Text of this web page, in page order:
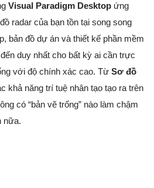
Visual Paradigm Desktop ứng
radar của bạn tồn tại song song
bản đồ dự án và thiết kế phần mềm
duy nhất cho bất kỳ ai cần trực
với độ chính xác cao. Từ Sơ đồ
khả năng trí tuệ nhân tạo tạo ra trên
có “bản vẽ trống” nào làm chậm
nữa.